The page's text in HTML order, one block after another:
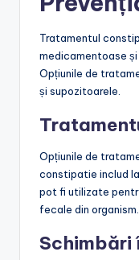
Tratamentul
medicamentoase și
Opțiunile de
și supozitoarele.
Opțiunile de
constipatie includ
pot fi utilizate
fecale din organism.
Schimbări